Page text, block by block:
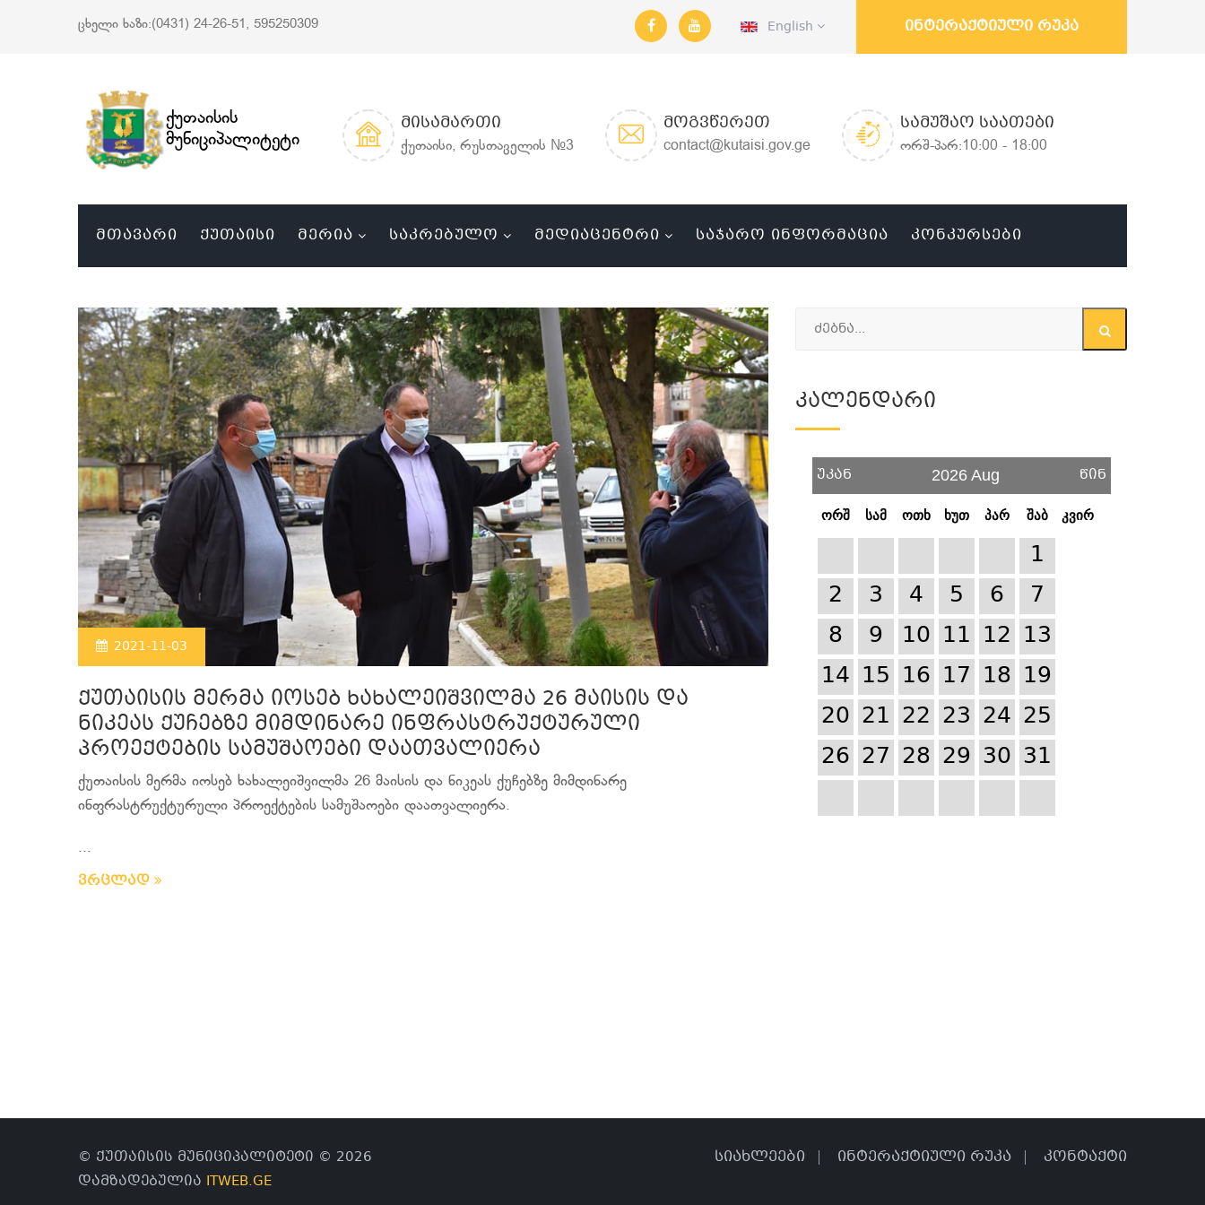
ცხელი ხაზი:(0431) 24-26-51, 595250309 English ინტერაქტიული რუკა
ქუთაისის
მუნიციპალიტეტი
ᲛᲘᲡᲐᲛᲐᲠᲗᲘ
ქუთაისი, რუსთაველის №3
ᲛᲝᲒᲕᲬᲔᲠᲔᲗ
contact@kutaisi.gov.ge
ᲡᲐᲛᲣᲨᲐᲝ ᲡᲐᲐᲗᲔᲑᲘ
ორშ-პარ:10:00 - 18:00
ᲛᲗᲐᲕᲐᲠᲘ ᲥᲣᲗᲐᲘᲡᲘ ᲛᲔᲠᲘᲐ ᲡᲐᲙᲠᲔᲑᲣᲚᲝ ᲛᲔᲓᲘᲐᲪᲔᲜᲢᲠᲘ ᲡᲐᲯᲐᲠᲝ ᲘᲜᲤᲝᲠᲛᲐᲪᲘᲐ ᲙᲝᲜᲙᲣᲠᲡᲔᲑᲘ
2021-11-03
ქუთაისის მერმა იოსებ ხახალეიშვილმა 26 მაისის და
ნიკეას ქუჩებზე მიმდინარე ინფრასტრუქტურული
პროექტების სამუშაოები დაათვალიერა
ქუთაისის მერმა იოსებ ხახალეიშვილმა 26 მაისის და ნიკეას ქუჩებზე მიმდინარე
ინფრასტრუქტურული პროექტების სამუშაოები დაათვალიერა.
...
ვრცლად
Კალენდარი
უკან 2026 Aug წინ
ორშ სამ ოთხ ხუთ პარ შაბ კვირ
1
2
3 4 5 6
7
8
9 10 11 12 13
14 15 16 17 18 19
20 21 22 23 24 25
26 27 28 29 30 31
© ქუთაისის მუნიციპალიტეტი © 2026
დამზადებულია ITWEB.GE
სიახლეები ინტერაქტიული რუკა კონტაქტი